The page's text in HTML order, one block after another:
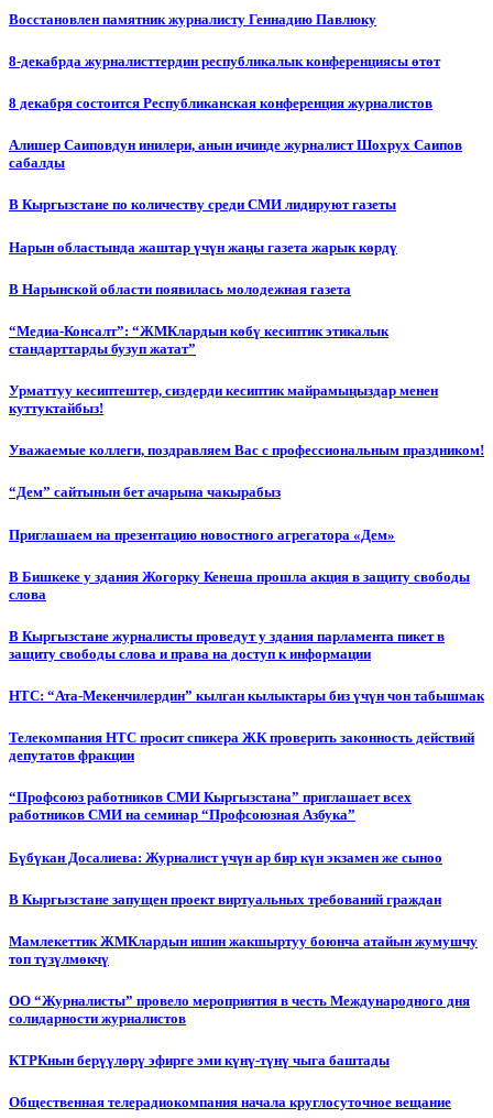
Восстановлен памятник журналисту Геннадию Павлюку
8-декабрда журналисттердин республикалык конференциясы өтөт
8 декабря состоится Республиканская конференция журналистов
Алишер Саиповдун инилери, анын ичинде журналист Шохрух Саипов
сабалды
В Кыргызстане по количеству среди СМИ лидируют газеты
Нарын областында жаштар үчүн жаңы газета жарык көрдү
В Нарынской области появилась молодежная газета
“Медиа-Консалт”: “ЖМКлардын көбү кесиптик этикалык
стандарттарды бузуп жатат”
Урматтуу кесиптештер, сиздерди кесиптик майрамыңыздар менен
куттуктайбыз!
Уважаемые коллеги, поздравляем Вас с профессиональным праздником!
“Дем” сайтынын бет ачарына чакырабыз
Приглашаем на презентацию новостного агрегатора «Дем»
В Бишкеке у здания Жогорку Кенеша прошла акция в защиту свободы
слова
В Кыргызстане журналисты проведут у здания парламента пикет в
защиту свободы слова и права на доступ к информации
НТС: “Ата-Мекенчилердин” кылган кылыктары биз үчүн чон табышмак
Телекомпания НТС просит спикера ЖК проверить законность действий
депутатов фракции
“Профсоюз работников СМИ Кыргызстана” приглашает всех
работников СМИ на семинар “Профсоюзная Азбука”
Бүбүкан Досалиева: Журналист үчүн ар бир күн экзамен же сыноо
В Кыргызстане запущен проект виртуальных требований граждан
Мамлекеттик ЖМКлардын ишин жакшыртуу боюнча атайын жумушчу
топ түзүлмөкчү
ОО “Журналисты” провело мероприятия в честь Международного дня
солидарности журналистов
КТРКнын берүүлөрү эфирге эми күнү-түнү чыга баштады
Общественная телерадиокомпания начала круглосуточное вещание